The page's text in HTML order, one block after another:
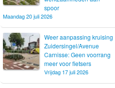
spoor
Maandag 20 juli 2026
Weer aanpassing kruising
Zuidersingel/Avenue
Carnisse: Geen voorrang
meer voor fietsers
Vrijdag 17 juli 2026